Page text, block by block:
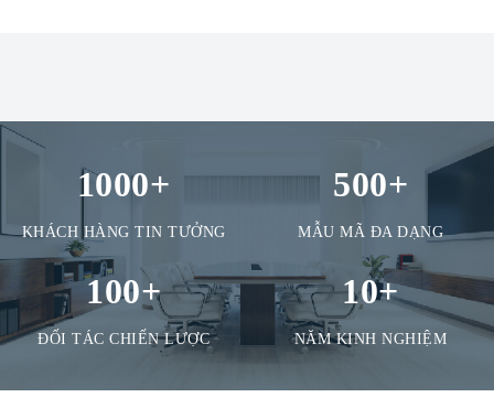
1000+
KHÁCH HÀNG TIN TƯỞNG
500+
MẪU MÃ ĐA DẠNG
100+
ĐỐI TÁC CHIẾN LƯỢC
10+
NĂM KINH NGHIỆM